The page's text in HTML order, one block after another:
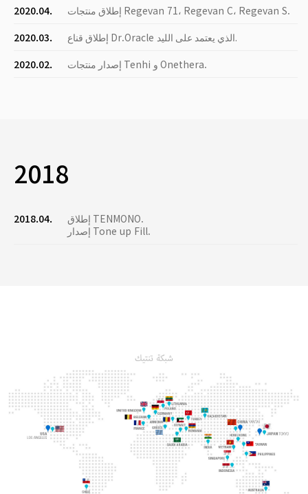
2020.04.
إطلاق منتجات Regevan 71، Regevan C، Regevan S.
2020.03.
إطلاق قناع Dr.Oracle الذي يعتمد على الليد.
2020.02.
إصدار منتجات Tenhi و Onethera.
2018
2018.04.
إطلاق TENMONO.
إصدار Tone up Fill.